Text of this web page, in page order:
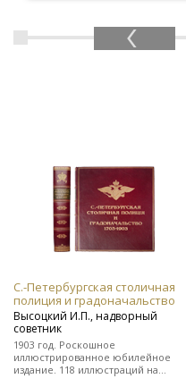
С.-Петербургская столичная
полиция и градоначальство
Высоцкий И.П., надворный
советник
1903 год. Роскошное
иллюстрированное юбилейное
издание. 118 иллюстраций на